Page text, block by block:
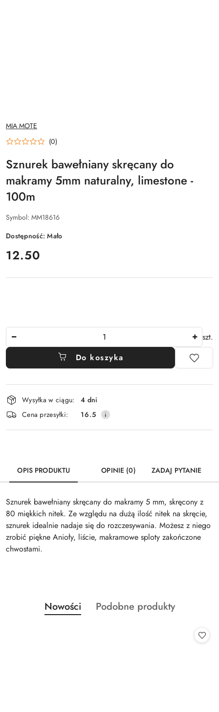
NAZWA
PRODUCENTA:
MIA MOTE
(0)
Sznurek bawełniany skręcany do
makramy 5mm naturalny, limestone -
100m
Symbol: MM18616
Dostępność:Mało
cena:
12.50
szt.
Do koszyka
Dostępność
i
dostawa
Wysyłka w ciągu:
4 dni
Cena przesyłki:
16.5
OPIS PRODUKTU OPINIE (0) ZADAJ PYTANIE
Sznurek bawełniany skręcany do makramy 5 mm, skręcony z
80 miękkich nitek. Ze względu na dużą ilość nitek na skręcie,
sznurek idealnie nadaje się do rozczesywania. Możesz z niego
zrobić piękne Anioły, liście, makramowe sploty zakończone
chwostami.
Pomiń karuzelę produktów
Produkty
o
Nowości
Produkty
Podobne produkty